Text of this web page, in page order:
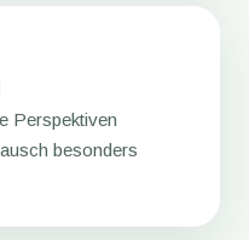
Perspektiven
besonders